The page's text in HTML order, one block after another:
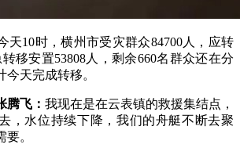
10时，横州市受灾群众84700人，应转
移安置53808人，剩余660名群众还在分
天完成转移。
腾飞： 我现在是在云表镇的救援集结点，
，水位持续下降，我们的舟艇不断去聚
。